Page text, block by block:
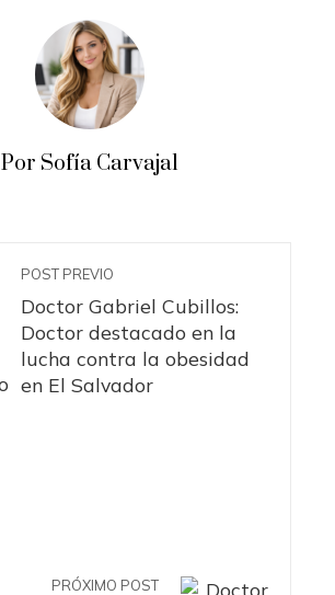
Por Sofía Carvajal
POST PREVIO
Doctor Gabriel Cubillos:
Doctor destacado en la
lucha contra la obesidad
en El Salvador
PRÓXIMO POST